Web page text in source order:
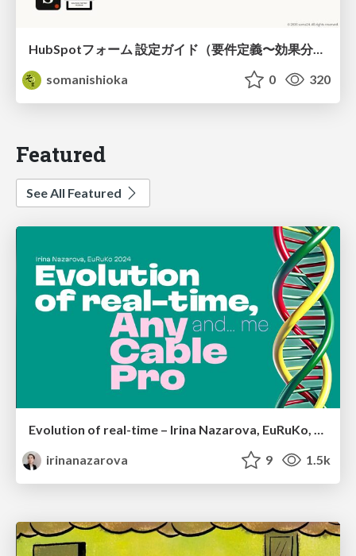
HubSpotフォーム 設定ガイド（要件定義〜効果分析）（2026年5月最新）
somanishioka
0 320
Featured
See All Featured
Evolution of real-time – Irina Nazarova, EuRuKo, 2024
irinanazarova
9 1.5k